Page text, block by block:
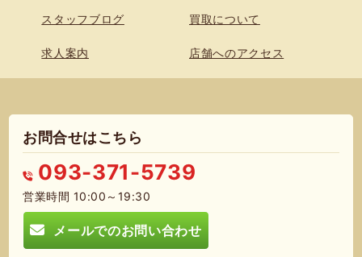
スタッフブログ 買取について
求人案内 店舗へのアクセス
お問合せはこちら
093-371-5739
営業時間 10:00～19:30
メールでのお問い合わせ